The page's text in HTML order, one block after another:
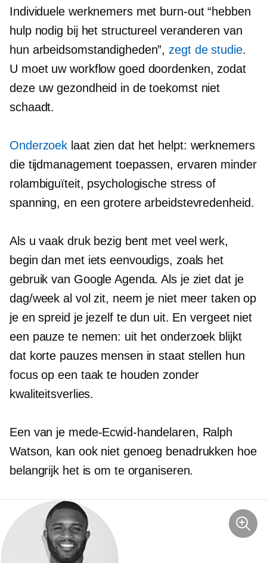
Individuele werknemers met burn-out “hebben
hulp nodig bij het structureel veranderen van
hun arbeidsomstandigheden”, zegt de studie.
U moet uw workflow goed doordenken, zodat
deze uw gezondheid in de toekomst niet
schaadt.
Onderzoek laat zien dat het helpt: werknemers
die tijdmanagement toepassen, ervaren minder
rolambiguïteit, psychologische stress of
spanning, en een grotere arbeidstevredenheid.
Als u vaak druk bezig bent met veel werk,
begin dan met iets eenvoudigs, zoals het
gebruik van Google Agenda. Als je ziet dat je
dag/week al vol zit, neem je niet meer taken op
je en spreid je jezelf te dun uit. En vergeet niet
een pauze te nemen: uit het onderzoek blijkt
dat korte pauzes mensen in staat stellen hun
focus op een taak te houden zonder
kwaliteitsverlies.
Een van je mede-Ecwid-handelaren, Ralph
Watson, kan ook niet genoeg benadrukken hoe
belangrijk het is om te organiseren.